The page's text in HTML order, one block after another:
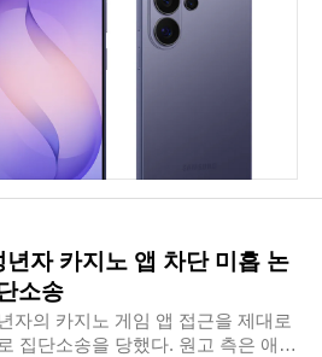
면 # 붉은화면
자 카지노 앱 차단 미흡 논
소송
자의 카지노 게임 앱 접근을 제대로
집단소송을 당했다. 원고 측은 애플